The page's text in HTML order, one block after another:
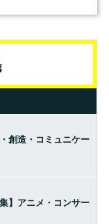
創造・コミュニケー
】アニメ・コンサー